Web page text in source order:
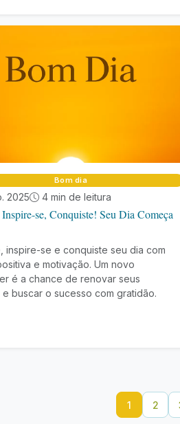
Bom dia
2025 4 min de leitura
se, Conquiste! Seu Dia Começa
inspire-se e conquiste seu dia com
e motivação. Um novo
é a chance de renovar seus
buscar o sucesso com gratidão.
1 2